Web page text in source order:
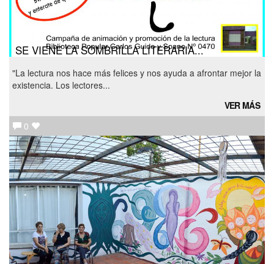
SE VIENE LA SOMBRILLA LITERARIA...
"La lectura nos hace más felices y nos ayuda a afrontar mejor la
existencia. Los lectores...
VER MÁS
0